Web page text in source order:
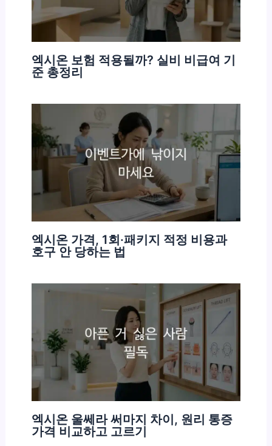
엑시온 보험 적용될까? 실비 비급여 기
준 총정리
엑시온 가격, 1회·패키지 적정 비용과
호구 안 당하는 법
엑시온 울쎄라 써마지 차이, 원리 통증
가격 비교하고 고르기